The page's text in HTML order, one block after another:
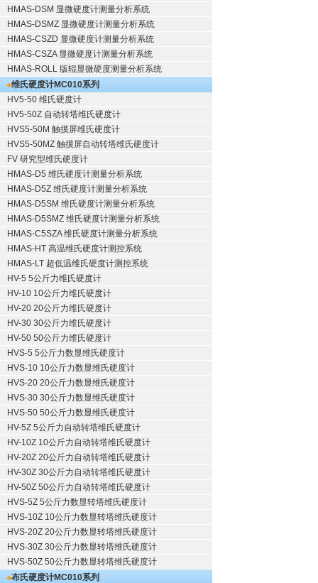
HMAS-DSM 显微硬度计测量分析系统
HMAS-DSMZ 显微硬度计测量分析系统
HMAS-CSZD 显微硬度计测量分析系统
HMAS-CSZA 显微硬度计测量分析系统
HMAS-ROLL 版辊显微硬度测量分析系统
维氏硬度计MC010系列
HV5-50 维氏硬度计
HV5-50Z 自动转塔维氏硬度计
HVS5-50M 触摸屏维氏硬度计
HVS5-50MZ 触摸屏自动转塔维氏硬度计
FV 研究型维氏硬度计
HMAS-D5 维氏硬度计测量分析系统
HMAS-D5Z 维氏硬度计测量分析系统
HMAS-D5SM 维氏硬度计测量分析系统
HMAS-D5SMZ 维氏硬度计测量分析系统
HMAS-C5SZA 维氏硬度计测量分析系统
HMAS-HT 高温维氏硬度计测控系统
HMAS-LT 超低温维氏硬度计测控系统
HV-5 5公斤力维氏硬度计
HV-10 10公斤力维氏硬度计
HV-20 20公斤力维氏硬度计
HV-30 30公斤力维氏硬度计
HV-50 50公斤力维氏硬度计
HVS-5 5公斤力数显维氏硬度计
HVS-10 10公斤力数显维氏硬度计
HVS-20 20公斤力数显维氏硬度计
HVS-30 30公斤力数显维氏硬度计
HVS-50 50公斤力数显维氏硬度计
HV-5Z 5公斤力自动转塔维氏硬度计
HV-10Z 10公斤力自动转塔维氏硬度计
HV-20Z 20公斤力自动转塔维氏硬度计
HV-30Z 30公斤力自动转塔维氏硬度计
HV-50Z 50公斤力自动转塔维氏硬度计
HVS-5Z 5公斤力数显转塔维氏硬度计
HVS-10Z 10公斤力数显转塔维氏硬度计
HVS-20Z 20公斤力数显转塔维氏硬度计
HVS-30Z 30公斤力数显转塔维氏硬度计
HVS-50Z 50公斤力数显转塔维氏硬度计
布氏硬度计MC010系列